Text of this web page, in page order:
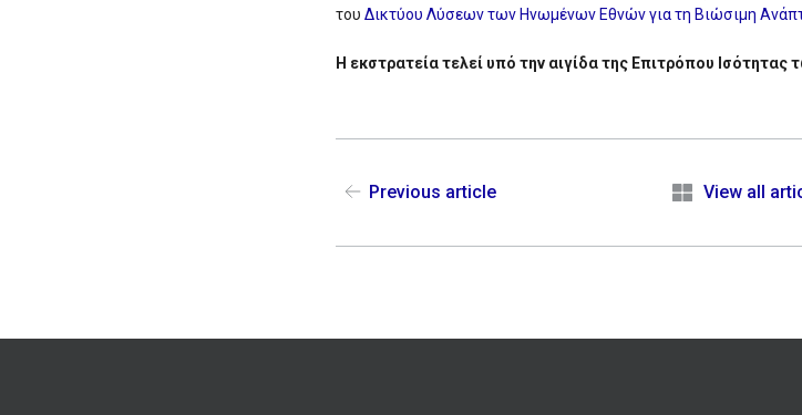
του Δικτύου Λύσεων των Ηνωμένων Εθνών για τη Βιώσιμη
Η εκστρατεία τελεί υπό την αιγίδα της Επιτρόπου
Previous article View all